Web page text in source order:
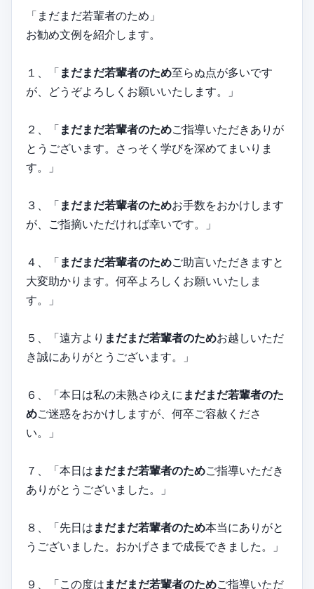
「まだまだ若輩者のため」
お勧め文例を紹介します。
１、「 まだまだ若輩者のため至らぬ点が多いです
が、どうぞよろしくお願いいたします。」
２、「 まだまだ若輩者のためご指導いただきありが
とうございます。さっそく学びを深めてまいりま
す。」
３、「 まだまだ若輩者のためお手数をおかけします
が、ご指摘いただければ幸いです。」
４、「 まだまだ若輩者のためご助言いただきますと
大変助かります。何卒よろしくお願いいたしま
す。」
５、「遠方より まだまだ若輩者のためお越しいただ
き誠にありがとうございます。」
６、「本日は私の未熟さゆえに まだまだ若輩者のた
めご迷惑をおかけしますが、何卒ご容赦くださ
い。」
７、「本日は まだまだ若輩者のためご指導いただき
ありがとうございました。」
８、「先日は まだまだ若輩者のため本当にありがと
うございました。おかげさまで成長できました。」
９、「この度は まだまだ若輩者のためご指導いただ